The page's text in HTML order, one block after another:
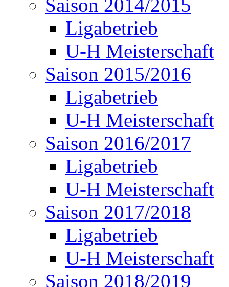
Saison 2014/2015
Ligabetrieb
U-H Meisterschaft
Saison 2015/2016
Ligabetrieb
U-H Meisterschaft
Saison 2016/2017
Ligabetrieb
U-H Meisterschaft
Saison 2017/2018
Ligabetrieb
U-H Meisterschaft
Saison 2018/2019